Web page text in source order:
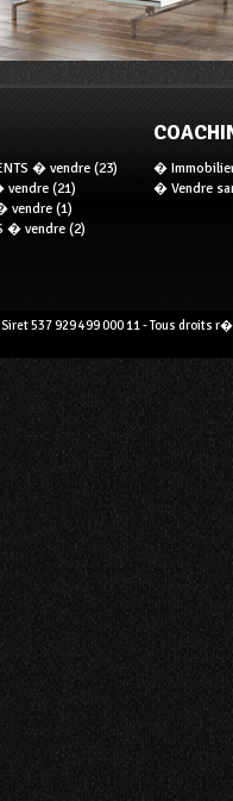
� vendre (23)
(21)
vendre (1)
� vendre (2)
�
� Vendre
537 929 499 000 11 - Tous